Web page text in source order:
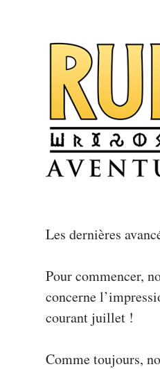
Les dernières
Pour commencer,
concerne
courant juillet !
Comme toujours,